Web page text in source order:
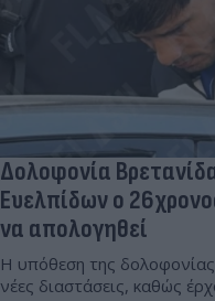
Δολοφονία
Ευελπίδων ο
να απολογηθεί
Η υπόθεση της
νέες διαστάσεις, καθώς